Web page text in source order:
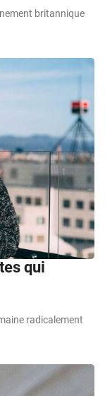
britannique
qui
radicalement